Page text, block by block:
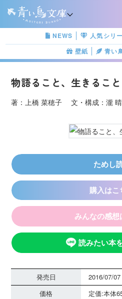
NEWS 人気シリ
壁紙
青い
物語ること、生きること
著：上橋 菜穂子 文・構成：瀧
ためし
購入はこ
みんなの感想
読みたい本
発売日
2016/07/07
価格
定価:本体